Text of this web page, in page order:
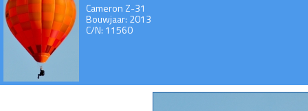
Cameron Z-31
Bouwjaar: 2013
C/N: 11560